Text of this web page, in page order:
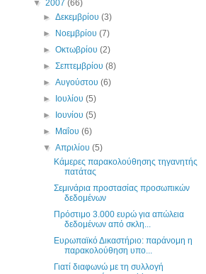
▼ 2007 (66)
►Δεκεμβρίου(3)
►
Νοεμβρίου(7)
►Οκτωβρίου(2)
►Σεπτεμβρίου(8)
►Αυγούστου(6)
►
Ιουλίου(5)
►
Ιουνίου(5)
►
Μαΐου(6)
▼Απριλίου(5)
Κάμερες παρακολούθησης τηγανητής
πατάτας
Σεμινάρια προστασίας προσωπικών
δεδομένων
Πρόστιμο 3.000 ευρώ για απώλεια
δεδομένων από σκλη...
Ευρωπαϊκό Δικαστήριο: παράνομη η
παρακολούθηση υπο...
Γιατί διαφωνώ με τη συλλογή